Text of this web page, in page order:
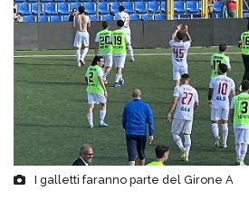
I galletti faranno parte del Girone A